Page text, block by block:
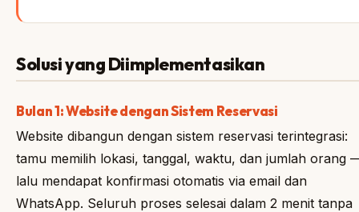
Solusi yang Diimplementasikan
Bulan 1: Website dengan Sistem Reservasi
Website dibangun dengan sistem reservasi terintegrasi:
tamu memilih lokasi, tanggal, waktu, dan jumlah orang
lalu mendapat konfirmasi otomatis via email dan
WhatsApp. Seluruh proses selesai dalam 2 menit tanpa